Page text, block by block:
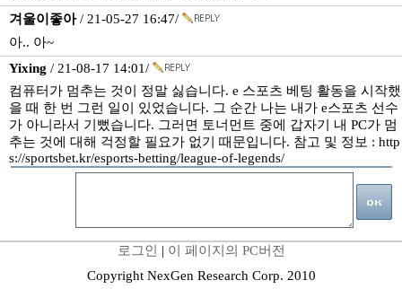
겨울이좋아/ 21-05-27 16:47/
아.. 아~
Yixing / 21-08-17 14:01/
컴퓨터가 멈추는 것이 정말 싫습니다. e 스포츠 베팅 활동을 시작했
을 때 한 번 그런 일이 있었습니다. 그 순간 나는 내가 e스포츠 선수
가 아니라서 기뻤습니다. 그러면 토너먼트 중에 갑자기 내 PC가 멈
추는 것에 대해 걱정할 필요가 없기 때문입니다. 참고 및 정보 : http
s://sportsbet.kr/esports-betting/league-of-legends/
로그인 | 이 페이지의 PC버전
Copyright NexGen Research Corp. 2010